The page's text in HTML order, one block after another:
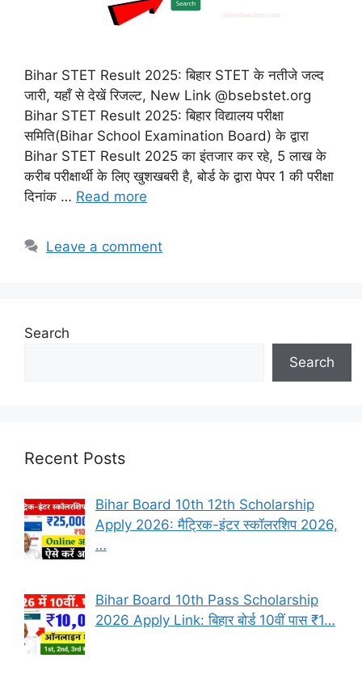
Bihar STET Result 2025: बिहार STET के नतीजे जल्द
जारी, यहाँ से देखें रिजल्ट, New Link @bsebstet.org
Bihar STET Result 2025: बिहार विद्यालय परीक्षा
समिति(Bihar School Examination Board) के द्वारा
Bihar STET Result 2025 का इंतजार कर रहे, 5 लाख के
करीब परीक्षार्थी के लिए खुशखबरी है, बोर्ड के द्वारा पेपर 1 की परीक्षा
दिनांक … Read more
Leave a comment
Search
Search
Recent Posts
Bihar Board 10th 12th Scholarship
Apply 2026: मैट्रिक-इंटर स्कॉलरशिप 2026,
…
Bihar Board 10th Pass Scholarship
2026 Apply Link: बिहार बोर्ड 10वीं पास ₹1…